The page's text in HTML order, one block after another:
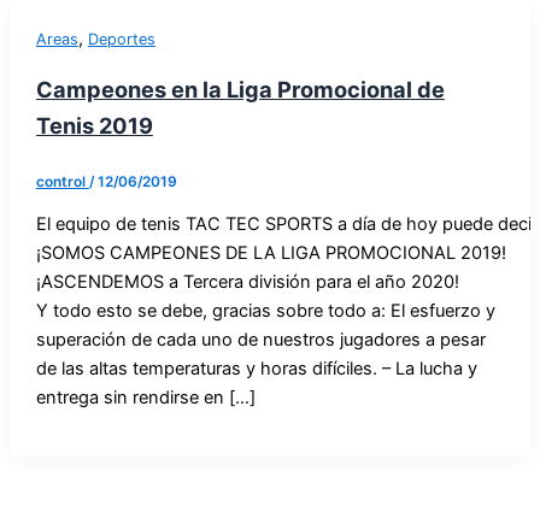
Areas, Deportes
Campeones en la Liga Promocional de
Tenis 2019
control /12/06/2019
El equipo de tenis TAC TEC SPORTS a día de hoy puede
¡SOMOS CAMPEONES DE LA LIGA PROMOCIONAL 2019!
¡ASCENDEMOS a Tercera división para el año 2020!
Y todo esto se debe, gracias sobre todo a: El esfuerzo y
superación de cada uno de nuestros jugadores a pesar
de las altas temperaturas y horas difíciles. – La lucha y
entrega sin rendirse en […]